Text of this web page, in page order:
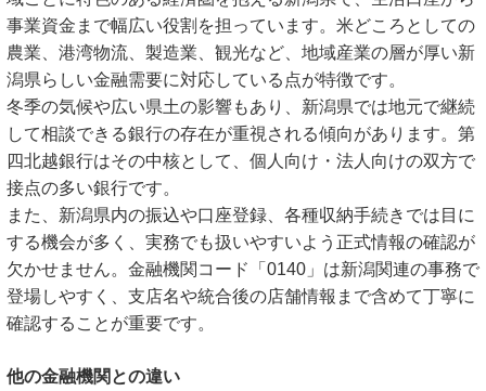
事業資金まで幅広い役割を担っています。米どころとしての
農業、港湾物流、製造業、観光など、地域産業の層が厚い新
潟県らしい金融需要に対応している点が特徴です。
冬季の気候や広い県土の影響もあり、新潟県では地元で継続
して相談できる銀行の存在が重視される傾向があります。第
四北越銀行はその中核として、個人向け・法人向けの双方で
接点の多い銀行です。
また、新潟県内の振込や口座登録、各種収納手続きでは目に
する機会が多く、実務でも扱いやすいよう正式情報の確認が
欠かせません。金融機関コード「0140」は新潟関連の事務で
登場しやすく、支店名や統合後の店舗情報まで含めて丁寧に
確認することが重要です。
他の金融機関との違い